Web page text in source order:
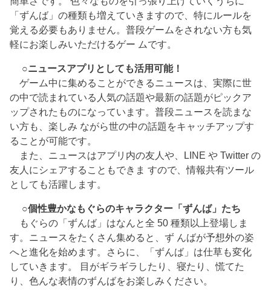
「ずんば」の種類も増えていきますので、特にルールを
覚える必要もありません。普段ゲームをされない方も気
軽にお楽しみいただけるゲー ムです。
○ニュースアプリとしても活用可能！
ゲーム中に集めることができるニュースは、実際に世
の中で読まれている人気の話題や最新の話題がピックア
ップされたものになっています。普段ニュースを読まな
い方も、楽しみ ながら世の中の話題をキャッチアップす
ることが可能です。
また、ニュースはアプリ内の友人や、LINE や Twitter の
友人にシェアすることもできま すので、情報共有ツール
としても活躍します。
○個性豊かなもぐらのキャラクター「ずんば」たち
もぐらの「ずんば」はなんと全 50 種類以上登場しま
す。ニュースをたくさん集めると、ず んばが予想外の姿
へと進化を始めます。さらに、「ずんば」は仕草も変化
していきます。 目がギラギラしたり、寝たり、慌てた
り、色んな表情のずんばをお楽しみください。